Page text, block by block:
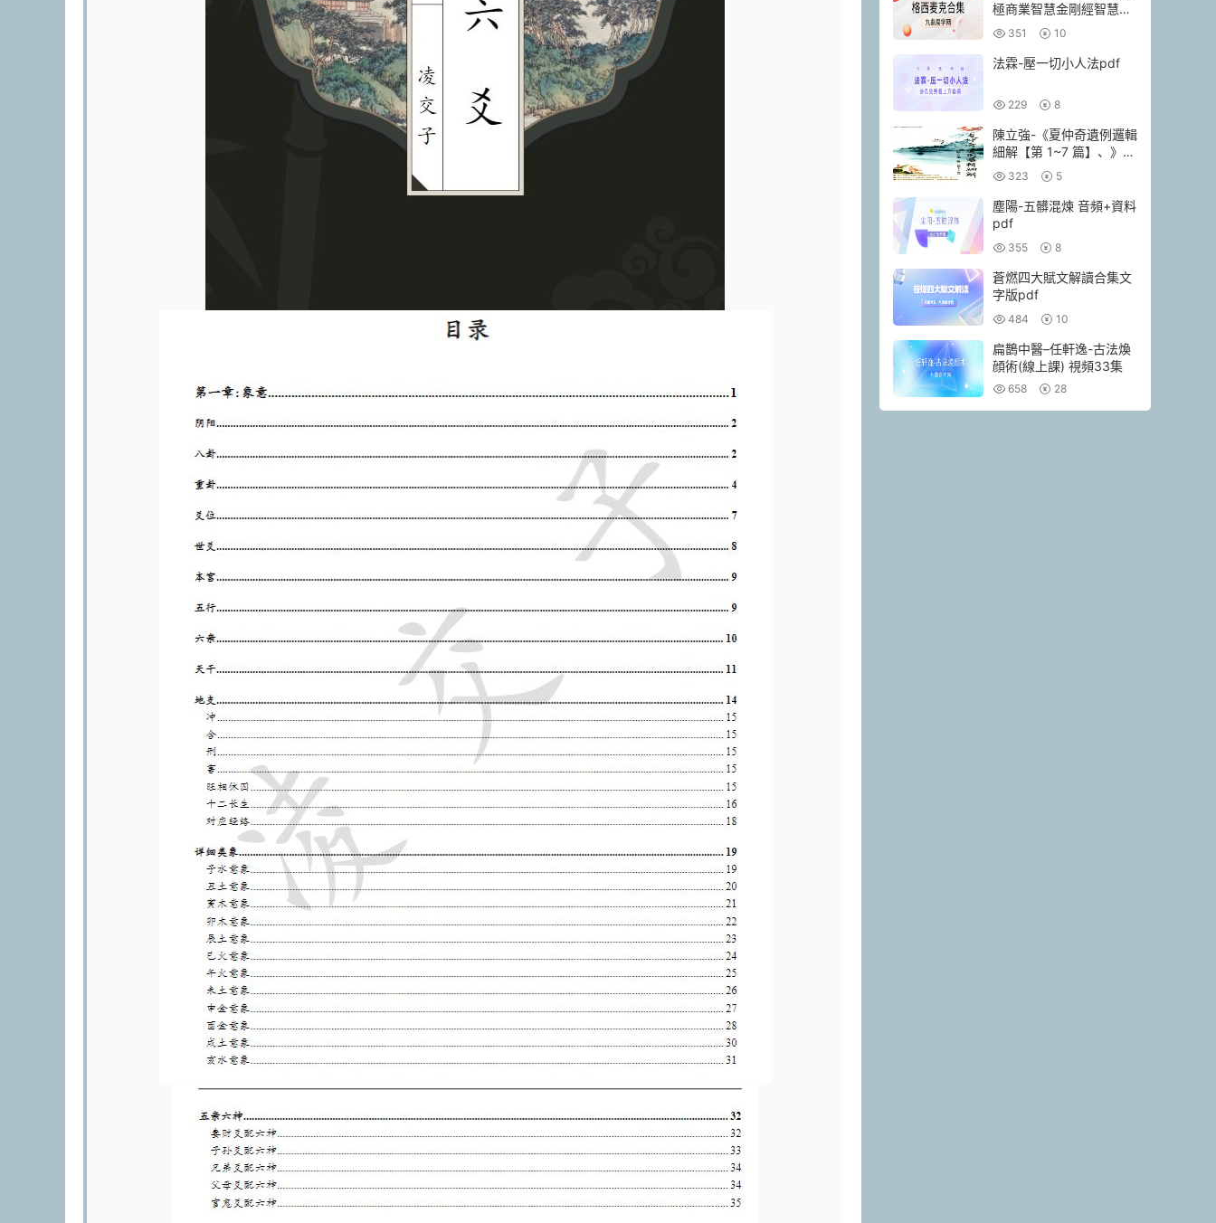
極商業智慧金剛經智慧人
生當和尚遇上鑽石
351 10
法霖-壓一切小人法pdf
229 8
陳立強-《夏仲奇遺例邏輯
細解【第 1~7 篇】、》
174頁–彩色PDF電子書
323 5
塵陽-五髒混煉 音頻+資料
pdf
355 8
蒼燃四大賦文解讀合集文
字版pdf
484 10
扁鵲中醫–任軒逸-古法煥
顔術(線上課) 視頻33集
658 28